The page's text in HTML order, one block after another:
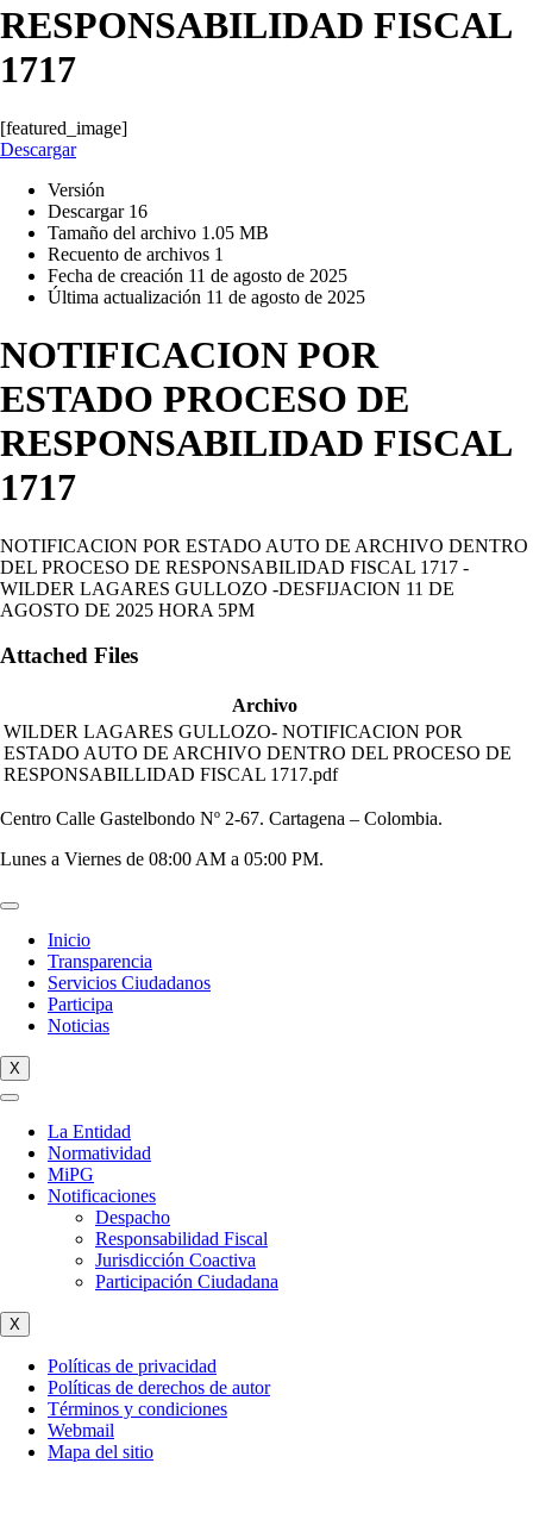
RESPONSABILIDAD FISCAL
1717
[featured_image]
Descargar
Versión
Descargar 16
Tamaño del archivo 1.05 MB
Recuento de archivos 1
Fecha de creación 11 de agosto de 2025
Última actualización 11 de agosto de 2025
NOTIFICACION POR
ESTADO PROCESO DE
RESPONSABILIDAD FISCAL
1717
NOTIFICACION POR ESTADO AUTO DE ARCHIVO DENTRO
DEL PROCESO DE RESPONSABILIDAD FISCAL 1717 -
WILDER LAGARES GULLOZO -DESFIJACION 11 DE
AGOSTO DE 2025 HORA 5PM
Attached Files
Archivo
WILDER LAGARES GULLOZO- NOTIFICACION POR
ESTADO AUTO DE ARCHIVO DENTRO DEL PROCESO DE
RESPONSABILLIDAD FISCAL 1717.pdf
Centro Calle Gastelbondo Nº 2-67. Cartagena – Colombia.
Lunes a Viernes de 08:00 AM a 05:00 PM.
Inicio
Transparencia
Servicios Ciudadanos
Participa
Noticias
X
La Entidad
Normatividad
MiPG
Notificaciones
Despacho
Responsabilidad Fiscal
Jurisdicción Coactiva
Participación Ciudadana
X
Políticas de privacidad
Políticas de derechos de autor
Términos y condiciones
Webmail
Mapa del sitio